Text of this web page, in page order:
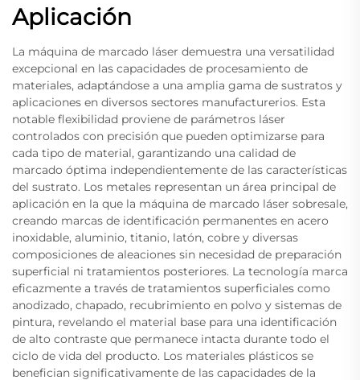
Aplicación
La máquina de marcado láser demuestra una versatilidad
excepcional en las capacidades de procesamiento de
materiales, adaptándose a una amplia gama de sustratos y
aplicaciones en diversos sectores manufacturerios. Esta
notable flexibilidad proviene de parámetros láser
controlados con precisión que pueden optimizarse para
cada tipo de material, garantizando una calidad de
marcado óptima independientemente de las características
del sustrato. Los metales representan un área principal de
aplicación en la que la máquina de marcado láser sobresale,
creando marcas de identificación permanentes en acero
inoxidable, aluminio, titanio, latón, cobre y diversas
composiciones de aleaciones sin necesidad de preparación
superficial ni tratamientos posteriores. La tecnología marca
eficazmente a través de tratamientos superficiales como
anodizado, chapado, recubrimiento en polvo y sistemas de
pintura, revelando el material base para una identificación
de alto contraste que permanece intacta durante todo el
ciclo de vida del producto. Los materiales plásticos se
benefician significativamente de las capacidades de la